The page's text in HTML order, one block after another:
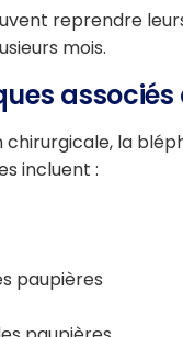
reprendre
mois.
la
incluent :
paupières